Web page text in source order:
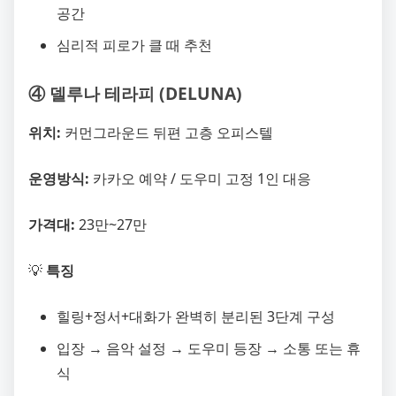
공간
심리적 피로가 클 때 추천
④ 델루나 테라피 (DELUNA)
위치: 커먼그라운드 뒤편 고층 오피스텔
운영방식: 카카오 예약 / 도우미 고정 1인 대응
가격대: 23만~27만
💡 특징
힐링+정서+대화가 완벽히 분리된 3단계 구성
입장 → 음악 설정 → 도우미 등장 → 소통 또는 휴
식